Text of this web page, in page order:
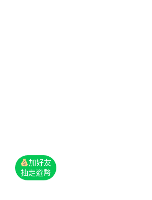
加好友
抽走遊幣